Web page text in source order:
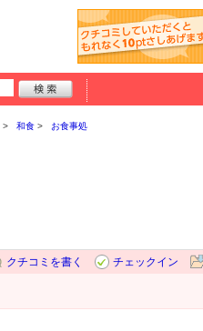
和食 お食事処
クチコミを書く
チェックイン